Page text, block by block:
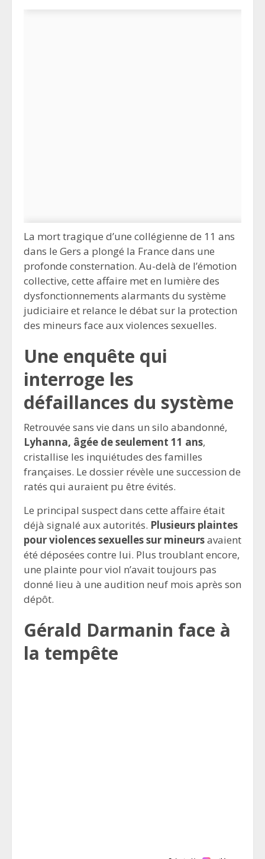
La mort tragique d’une collégienne de 11 ans
dans le Gers a plongé la France dans une
profonde consternation. Au-delà de l’émotion
collective, cette affaire met en lumière des
dysfonctionnements alarmants du système
judiciaire et relance le débat sur la protection
des mineurs face aux violences sexuelles.
Une enquête qui
interroge les
défaillances du système
Retrouvée sans vie dans un silo abandonné,
Lyhanna, âgée de seulement 11 ans,
cristallise les inquiétudes des familles
françaises. Le dossier révèle une succession de
ratés qui auraient pu être évités.
Le principal suspect dans cette affaire était
déjà signalé aux autorités. Plusieurs plaintes
pour violences sexuelles sur mineursavaient
été déposées contre lui. Plus troublant encore,
une plainte pour viol n’avait toujours pas
donné lieu à une audition neuf mois après son
dépôt.
Gérald Darmanin face à
la tempête